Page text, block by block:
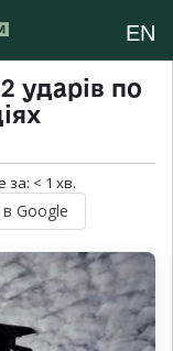
EN
ударів по
за: < 1 хв.
Google